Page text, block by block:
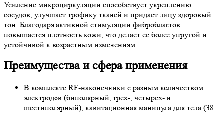
Усиление микроциркуляции способствует укреплению
сосудов, улучшает трофику тканей и придает лицу здоровый
тон. Благодаря активной стимуляции фибробластов
повышается плотность кожи, что делает ее более упругой и
устойчивой к возрастным изменениям.
Преимущества и сфера применения
В комплекте RF-наконечники с разным количеством
электродов (биполярный, трех-, четырех- и
шестиполярный), кавитационная манипула для тела (38